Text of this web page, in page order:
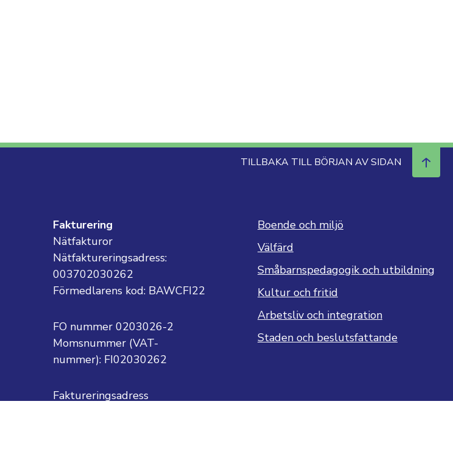
TILLBAKA TILL BÖRJAN AV SIDAN
Fakturering
Nätfakturor
Nätfaktureringsadress:
003702030262
Förmedlarens kod: BAWCFI22
FO nummer 0203026-2
Momsnummer (VAT-
nummer): FI02030262
Faktureringsadress
Boende och miljö
Välfärd
Småbarnspedagogik och utbildning
Kultur och fritid
Arbetsliv och integration
Staden och beslutsfattande